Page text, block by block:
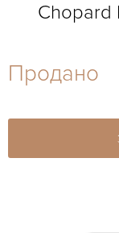
27-44
27-44
Chopard
Продано